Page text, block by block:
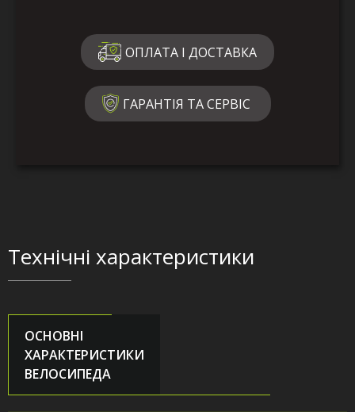
ОПЛАТА І ДОСТАВКА
ГАРАНТІЯ ТА СЕРВІС
Технічні характеристики
ОСНОВНІ
ХАРАКТЕРИСТИКИ
ВЕЛОСИПЕДА